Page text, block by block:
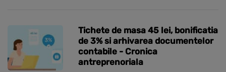
Tichete de masa 45 lei, bonificatia
de 3% si arhivarea documentelor
contabile - Cronica
antreprenoriala